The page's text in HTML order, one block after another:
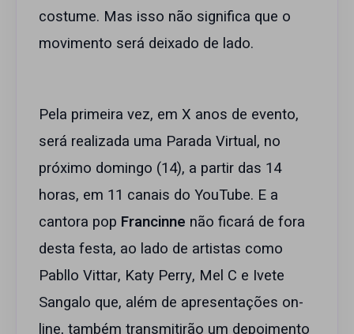
costume. Mas isso não significa que o
movimento será deixado de lado.
Pela primeira vez, em X anos de evento,
será realizada uma Parada Virtual, no
próximo domingo (14), a partir das 14
horas, em 11 canais do YouTube. E a
cantora pop Francinne não ficará de fora
desta festa, ao lado de artistas como
Pabllo Vittar, Katy Perry, Mel C e Ivete
Sangalo que, além de apresentações on-
line, também transmitirão um depoimento